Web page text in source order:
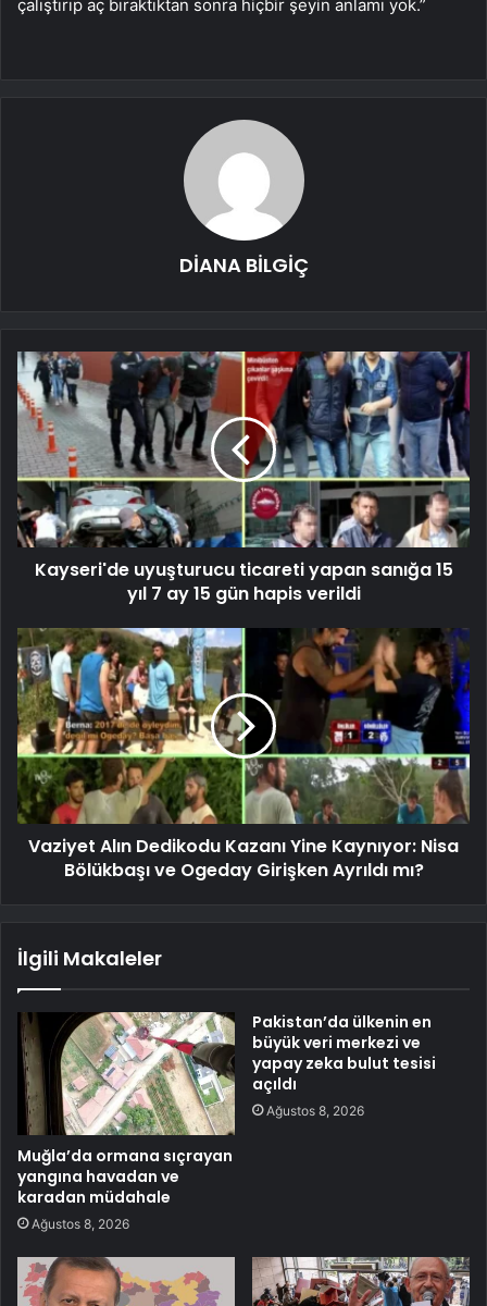
çalıştırıp aç bıraktıktan sonra hiçbir şeyin anlamı yok.”
DİANA BİLGİÇ
Kayseri'de uyuşturucu ticareti yapan sanığa 15
yıl 7 ay 15 gün hapis verildi
Vaziyet Alın Dedikodu Kazanı Yine Kaynıyor: Nisa
Bölükbaşı ve Ogeday Girişken Ayrıldı mı?
İlgili Makaleler
Muğla’da ormana sıçrayan
yangına havadan ve
karadan müdahale
Ağustos 8, 2026
Pakistan’da ülkenin en
büyük veri merkezi ve
yapay zeka bulut tesisi
açıldı
Ağustos 8, 2026